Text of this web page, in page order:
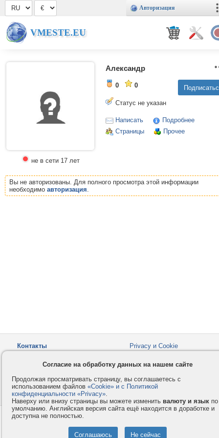
Авторизация
VMESTE.EU
не в сети 17 лет
Александр
0 0
Статус не указан
Написать
Подробнее
Страницы
Прочее
Вы не авторизованы. Для полного просмотра этой информации
необходимо авторизация.
Контакты
Privacy и Cookie
Как оплатить
Форумы
© 2008-2026VMESTE.EU
Согласие на обработку данных на нашем сайте
Продолжая просматривать страницу, вы соглашаетесь с
использованием файлов «Cookie» и с Политикой
конфиденциальности «Privacy».
Наверху или внизу страницы вы можете изменить валюту и язык по
умолчанию. Английская версия сайта ещё находится в доработке и
доступна не полностью.